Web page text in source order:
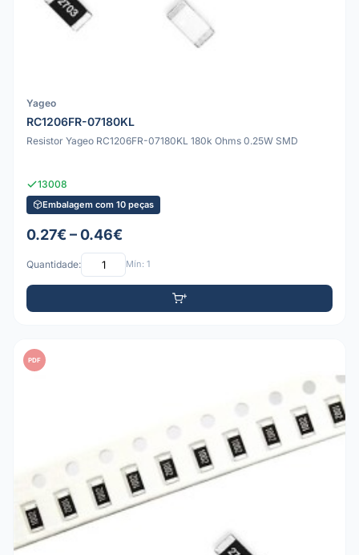
Yageo
RC1206FR-07180KL
Resistor Yageo RC1206FR-07180KL 180k Ohms 0.25W SMD
13008
Embalagem com 10 peças
0.27€ – 0.46€
Quantidade: Mín: 1
PDF